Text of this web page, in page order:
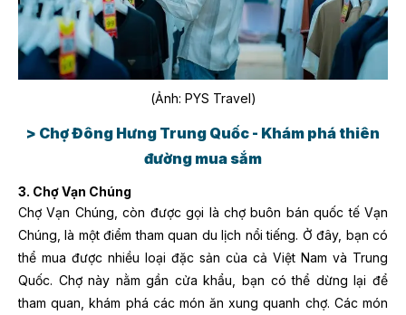
(Ảnh: PYS Travel)
> Chợ Đông Hưng Trung Quốc - Khám phá thiên
đường mua sắm
3. Chợ Vạn Chúng
Chợ Vạn Chúng, còn được gọi là chợ buôn bán quốc tế Vạn
Chúng, là một điểm tham quan du lịch nổi tiếng. Ở đây, bạn có
thể mua được nhiều loại đặc sản của cả Việt Nam và Trung
Quốc. Chợ này nằm gần cửa khẩu, bạn có thể dừng lại để
tham quan, khám phá các món ăn xung quanh chợ. Các món